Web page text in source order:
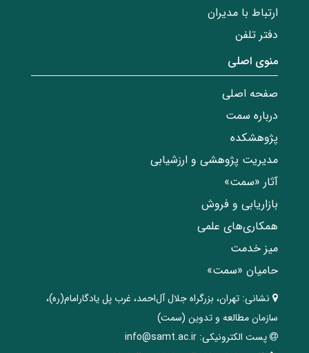
ارتباط با مدیران
دفتر تلفن
منوی اصلی
صفحه اصلی
درباره سمت
پژوهشکده
مدیریت پژوهشی و ارزشیابی
آثار «سمت»
بازاریابی و فروش
همکاری‌های علمی
میز خدمت
حامیان «سمت»
نشانی: تهران، ‌بزرگراه ‌جلال آل‌احمد، غرب پل يادگار‌امام(ره)‌،
سازمان مطالعه و تدوین‌ (سمت)
پست الکترونیکی: info@samt.ac.ir